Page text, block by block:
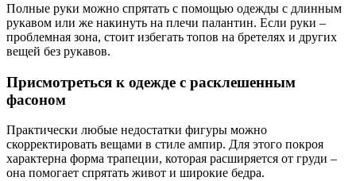
Полные руки можно спрятать с помощью одежды с длинным
рукавом или же накинуть на плечи палантин. Если руки –
проблемная зона, стоит избегать топов на бретелях и других
вещей без рукавов.
Присмотреться к одежде с расклешенным
фасоном
Практически любые недостатки фигуры можно
скорректировать вещами в стиле ампир. Для этого покроя
характерна форма трапеции, которая расширяется от груди –
она помогает спрятать живот и широкие бедра.